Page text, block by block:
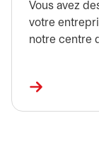
Vous avez
votre
notre centre